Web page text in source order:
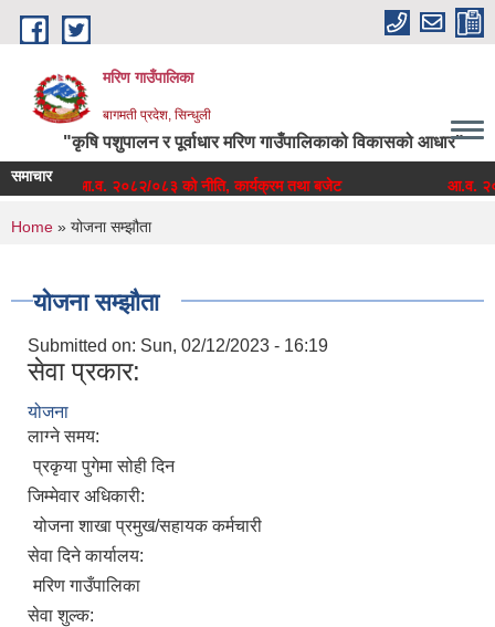
Skip to main content
मरिण गाउँपालिका
बागमती प्रदेश, सिन्धुली
"कृषि पशुपालन र पूर्वाधार मरिण गाउँपालिकाको विकासको आधार"
समाचार
आ.व. २०८२/०८३ को नीति, कार्यक्रम तथा बजेट आ.व.
You are here
Home » योजना सम्झौता
योजना सम्झौता
Submitted on: Sun, 02/12/2023 - 16:19
सेवा प्रकार:
योजना
लाग्ने समय:
प्रकृया पुगेमा सोही दिन
जिम्मेवार अधिकारी:
योजना शाखा प्रमुख/सहायक कर्मचारी
सेवा दिने कार्यालय:
मरिण गाउँपालिका
सेवा शुल्क: